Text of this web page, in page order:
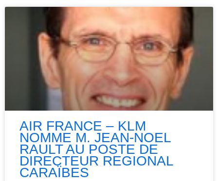
AIR FRANCE – KLM
NOMME M. JEAN-NOEL
RAULT AU POSTE DE
DIRECTEUR REGIONAL
CARAÏBES